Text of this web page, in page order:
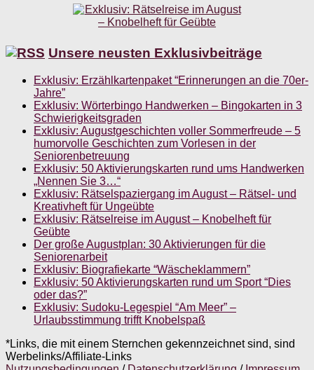
Unsere neusten Exklusivbeiträge
Exklusiv: Erzählkartenpaket “Erinnerungen an die 70er-
Jahre”
Exklusiv: Wörterbingo Handwerken – Bingokarten in 3
Schwierigkeitsgraden
Exklusiv: Augustgeschichten voller Sommerfreude – 5
humorvolle Geschichten zum Vorlesen in der
Seniorenbetreuung
Exklusiv: 50 Aktivierungskarten rund ums Handwerken
„Nennen Sie 3…“
Exklusiv: Rätselspaziergang im August – Rätsel- und
Kreativheft für Ungeübte
Exklusiv: Rätselreise im August – Knobelheft für
Geübte
Der große Augustplan: 30 Aktivierungen für die
Seniorenarbeit
Exklusiv: Biografiekarte “Wäscheklammern”
Exklusiv: 50 Aktivierungskarten rund um Sport “Dies
oder das?”
Exklusiv: Sudoku-Legespiel “Am Meer” –
Urlaubsstimmung trifft Knobelspaß
*Links, die mit einem Sternchen gekennzeichnet sind, sind
Werbelinks/Affiliate-Links